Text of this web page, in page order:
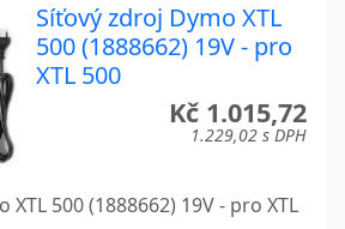
Síťový zdroj Dymo XTL
500 (1888662) 19V - pro
XTL 500
Kč 1.015,72
1.229,02 s DPH
500 (1888662) 19V - pro XTL